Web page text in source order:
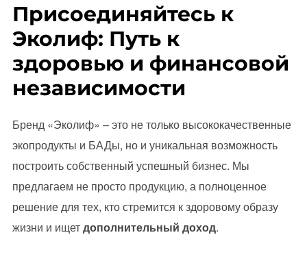
Присоединяйтесь к
Эколиф: Путь к
здоровью и финансовой
независимости
Бренд «Эколиф» – это не только высококачественные
экопродукты и БАДы, но и уникальная возможность
построить собственный успешный бизнес. Мы
предлагаем не просто продукцию, а полноценное
решение для тех, кто стремится к здоровому образу
жизни и ищетдополнительный доход.